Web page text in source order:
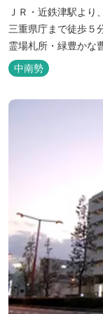
ＪＲ・近鉄津駅より
三重県庁まで徒歩５
霊場札所・緑豊かな
る塔世山四天王寺が
中南勢